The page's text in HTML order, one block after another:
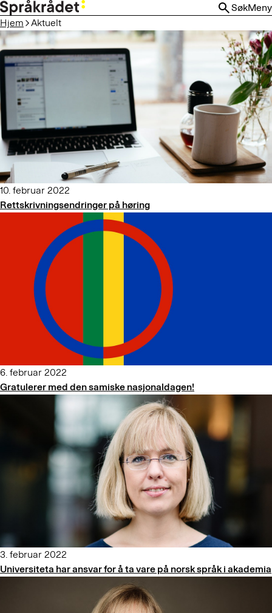
HOPP
TIL
HOVEDINNHOLD
SøkMeny
Hjem
Aktuelt
10. februar 2022
Rettskrivningsendringer på høring
6. februar 2022
Gratulerer med den samiske nasjonaldagen!
3. februar 2022
Universiteta har ansvar for å ta vare på norsk språk i akademia